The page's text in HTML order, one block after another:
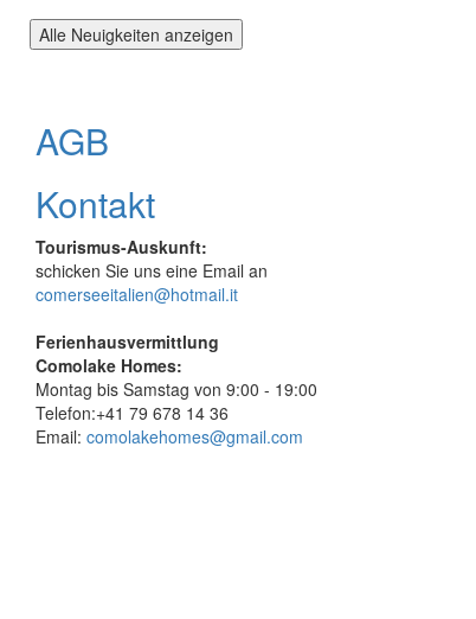
Alle Neuigkeiten anzeigen
AGB
Kontakt
Tourismus-Auskunft:
schicken Sie uns eine Email an
comerseeitalien@hotmail.it
Ferienhausvermittlung
Comolake Homes:
Montag bis Samstag von 9:00 - 19:00
Telefon:+41 79 678 14 36
Email: comolakehomes@gmail.com